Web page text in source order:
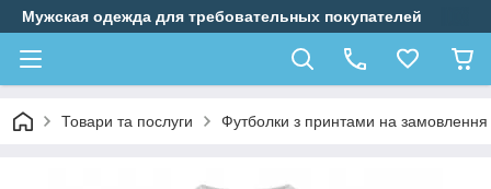
Мужская одежда для требовательных покупателей
Товари та послуги Футболки з принтами на замовлення